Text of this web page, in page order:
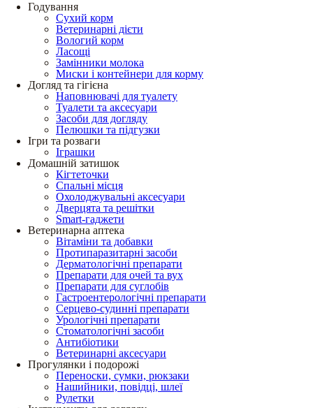
Годування
Сухий корм
Ветеринарні дієти
Вологий корм
Ласощі
Замінники молока
Миски і контейнери для корму
Догляд та гігієна
Наповнювачі для туалету
Туалети та аксесуари
Засоби для догляду
Пелюшки та підгузки
Ігри та розваги
Іграшки
Домашній затишок
Кігтеточки
Спальні місця
Охолоджувальні аксесуари
Дверцята та решітки
Smart-гаджети
Ветеринарна аптека
Вітаміни та добавки
Протипаразитарні засоби
Дерматологічні препарати
Препарати для очей та вух
Препарати для суглобів
Гастроентерологічні препарати
Серцево-судинні препарати
Урологічні препарати
Стоматологічні засоби
Антибіотики
Ветеринарні аксесуари
Прогулянки і подорожі
Переноски, сумки, рюкзаки
Нашийники, повідці, шлеї
Рулетки